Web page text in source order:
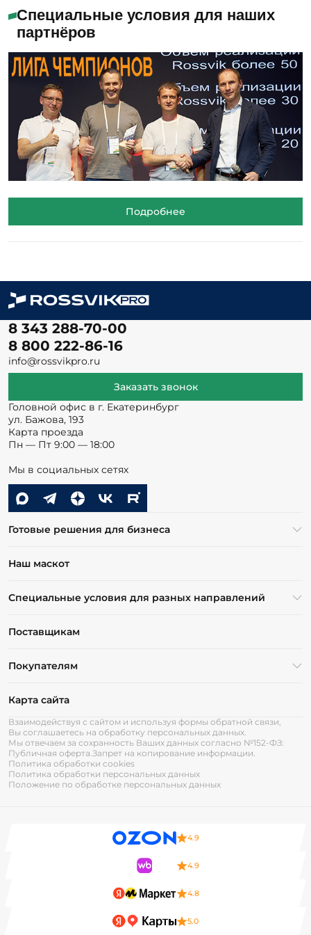
Специальные условия для наших
партнёров
Подробнее
8 343 288-70-00
8 800 222-86-16
info@rossvikpro.ru
Заказать звонок
Головной офис в г. Екатеринбург
ул. Бажова, 193
Карта проезда
Пн — Пт 9:00 — 18:00
Мы в социальных сетях
Готовые решения для бизнеса
Наш маскот
Специальные условия для разных направлений
Поставщикам
Покупателям
Карта сайта
Взаимодействуя с сайтом и используя формы обратной связи,
Вы соглашаетесь на обработку персональных данных.
Мы отвечаем за сохранность Ваших данных согласно №152-ФЗ:
Публичная оферта.Запрет на копирование информации.
Политика обработки cookies
Политика обработки персональных данных
Положение по обработке персональных данных
4.9
4.9
4.8
5.0